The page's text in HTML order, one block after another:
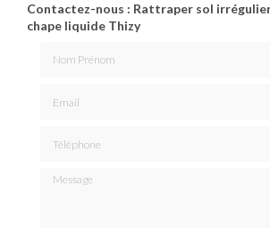
Contactez-nous : Rattraper sol
chape liquide Thizy
Message